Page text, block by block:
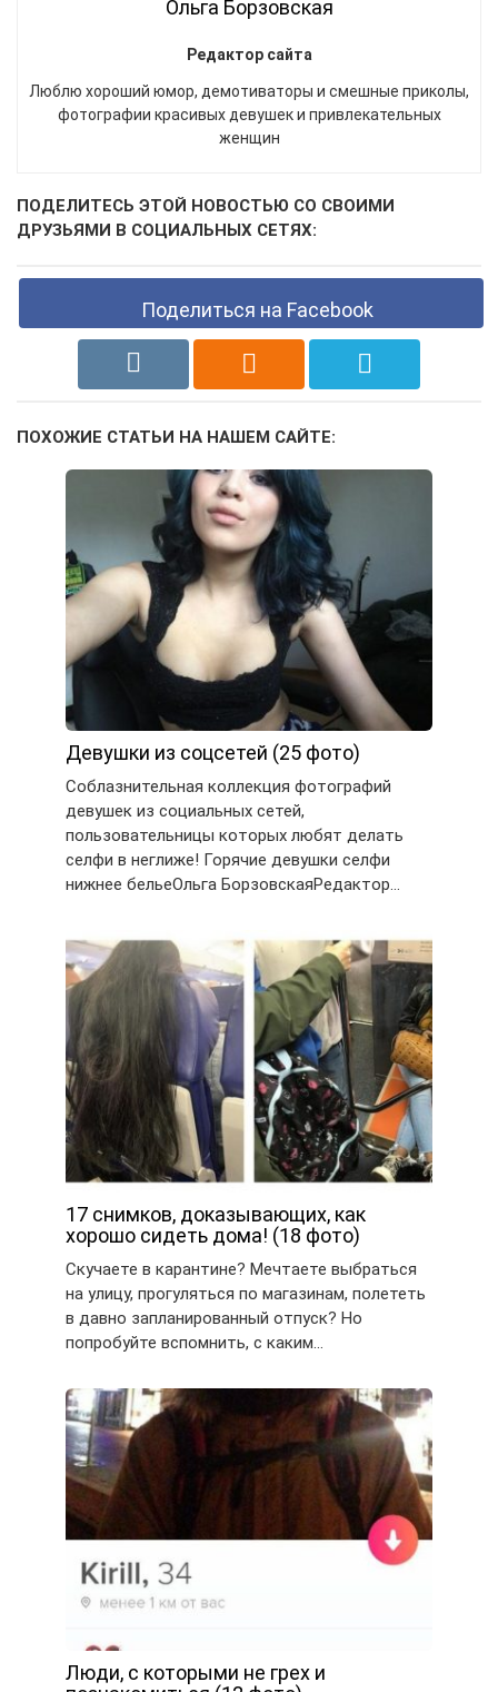
Ольга Борзовская
Редактор сайта
Люблю хороший юмор, демотиваторы и смешные приколы,
фотографии красивых девушек и привлекательных
женщин
ПОДЕЛИТЕСЬ ЭТОЙ НОВОСТЬЮ СО СВОИМИ
ДРУЗЬЯМИ В СОЦИАЛЬНЫХ СЕТЯХ:
Поделиться на Facebook
ПОХОЖИЕ СТАТЬИ НА НАШЕМ САЙТЕ:
Девушки из соцсетей (25 фото)
Соблазнительная коллекция фотографий
девушек из социальных сетей,
пользовательницы которых любят делать
селфи в неглиже! Горячие девушки селфи
нижнее бельеОльга БорзовскаяРедактор…
17 снимков, доказывающих, как
хорошо сидеть дома! (18 фото)
Скучаете в карантине? Мечтаете выбраться
на улицу, прогуляться по магазинам, полететь
в давно запланированный отпуск? Но
попробуйте вспомнить, с каким…
Люди, с которыми не грех и